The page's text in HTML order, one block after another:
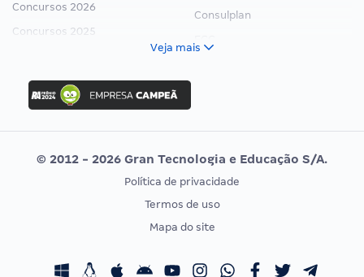
Concursos 2026
Concursos 2025
Concurso Ibama
Concurso MPU
Editais publicados
Consulplan
Vunesp
CONCURSOS POR PROFISSÃO
Concursos Fiscais
EXAME DE ORDEM
Calendário OAB
Veja mais
© 2012 - 2026 Gran Tecnologia e Educação S/A.
Política de privacidade
Termos de uso
Mapa do site